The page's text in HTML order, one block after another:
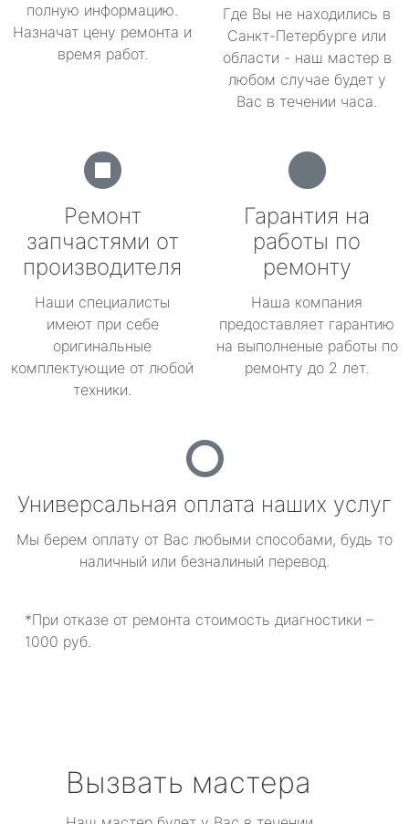
полную информацию.
Назначат цену ремонта и
время работ.
Где Вы не находились в
Санкт-Петербурге или
области - наш мастер в
любом случае будет у
Вас в течении часа.
Ремонт
запчастями от
производителя
Наши специалисты
имеют при себе
оригинальные
комплектующие от любой
техники.
Гарантия на
работы по
ремонту
Наша компания
предоставляет гарантию
на выполненые работы по
ремонту до 2 лет.
Универсальная оплата наших услуг
Мы берем оплату от Вас любыми способами, будь то
наличный или безналиный перевод.
*При отказе от ремонта стоимость диагностики –
1000 руб.
Вызвать мастера